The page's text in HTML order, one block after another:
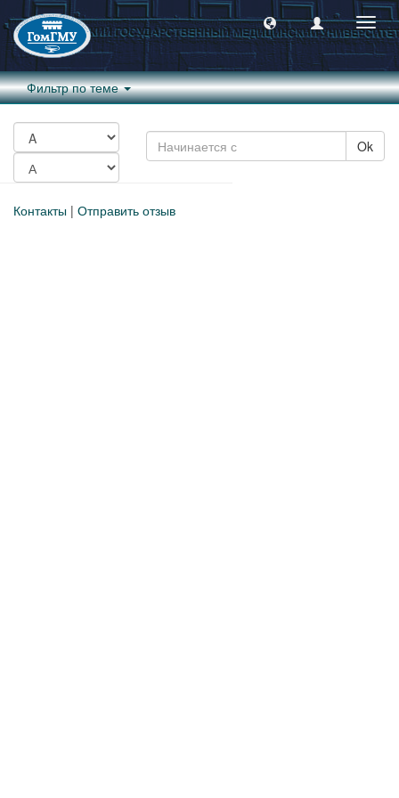
Фильтр по теме
Ok
Контакты | Отправить отзыв